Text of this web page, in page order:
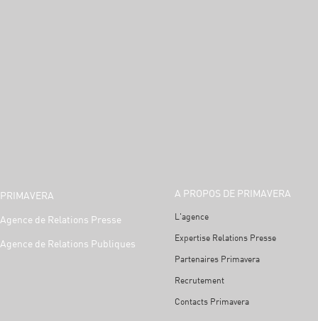
PRIMAVERA
Agence de Relations Presse
Agence de Relations Publiques
A PROPOS DE PRIMAVERA
L'agence
Expertise Relations Presse
Partenaires Primavera
Recrutement
Contacts Primavera